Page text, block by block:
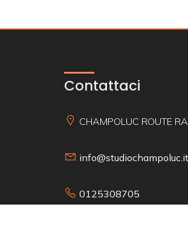
Contattaci
CHAMPOLUC ROUTE
info@studiochampoluc.it
0125308705